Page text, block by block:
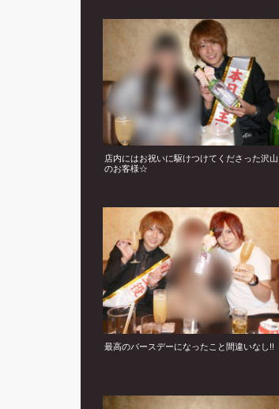
店内にはお祝いに駆けつけてくださった沢山
のお客様☆
最高のバースデーになったこと間違いなし!!